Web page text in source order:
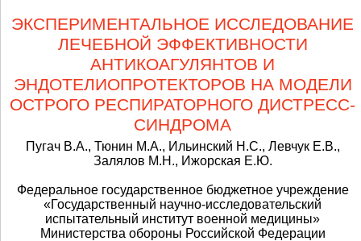
ЭКСПЕРИМЕНТАЛЬНОЕ ИССЛЕДОВАНИЕ
ЛЕЧЕБНОЙ ЭФФЕКТИВНОСТИ
АНТИКОАГУЛЯНТОВ И
ЭНДОТЕЛИОПРОТЕКТОРОВ НА МОДЕЛИ
ОСТРОГО РЕСПИРАТОРНОГО ДИСТРЕСС-
СИНДРОМА
Пугач В.А., Тюнин М.А., Ильинский Н.С., Левчук Е.В.,
Залялов М.Н., Ижорская Е.Ю.
Федеральное государственное бюджетное учреждение
«Государственный научно-исследовательский
испытательный институт военной медицины»
Министерства обороны Российской Федерации